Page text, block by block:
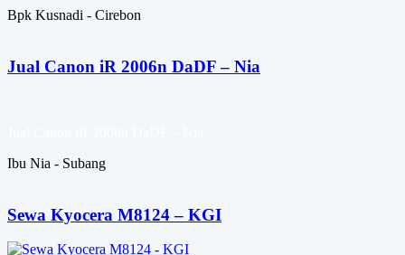
Bpk Kusnadi - Cirebon
Jual Canon iR 2006n DaDF – Nia
Ibu Nia - Subang
Sewa Kyocera M8124 – KGI